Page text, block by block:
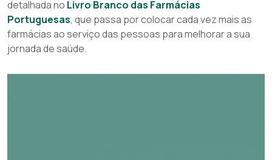
detalhada no Livro Branco das Farmácias
Portuguesas, que passa por colocar cada vez mais as
farmácias ao serviço das pessoas para melhorar a sua
jornada de saúde.